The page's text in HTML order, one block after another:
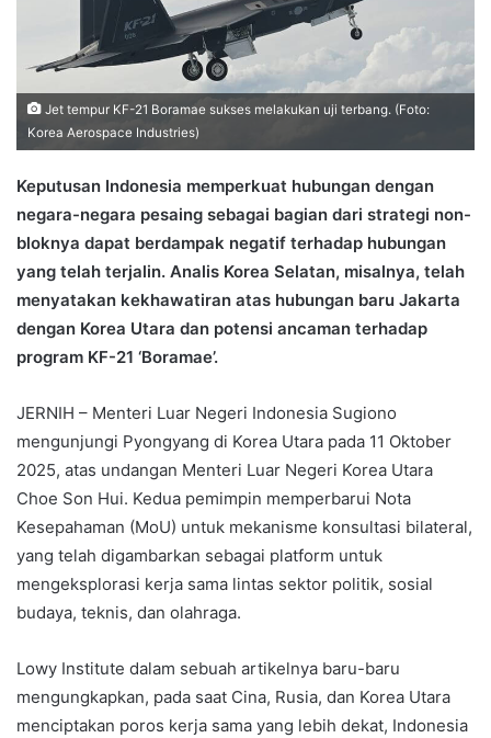
Jet tempur KF-21 Boramae sukses melakukan uji terbang. (Foto:
Korea Aerospace Industries)
Keputusan Indonesia memperkuat hubungan dengan
negara-negara pesaing sebagai bagian dari strategi non-
bloknya dapat berdampak negatif terhadap hubungan
yang telah terjalin. Analis Korea Selatan, misalnya, telah
menyatakan kekhawatiran atas hubungan baru Jakarta
dengan Korea Utara dan potensi ancaman terhadap
program KF-21 ‘Boramae’.
JERNIH – Menteri Luar Negeri Indonesia Sugiono
mengunjungi Pyongyang di Korea Utara pada 11 Oktober
2025, atas undangan Menteri Luar Negeri Korea Utara
Choe Son Hui. Kedua pemimpin memperbarui Nota
Kesepahaman (MoU) untuk mekanisme konsultasi bilateral,
yang telah digambarkan sebagai platform untuk
mengeksplorasi kerja sama lintas sektor politik, sosial
budaya, teknis, dan olahraga.
Lowy Institute dalam sebuah artikelnya baru-baru
mengungkapkan, pada saat Cina, Rusia, dan Korea Utara
menciptakan poros kerja sama yang lebih dekat, Indonesia